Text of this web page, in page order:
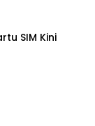
SIM Kini